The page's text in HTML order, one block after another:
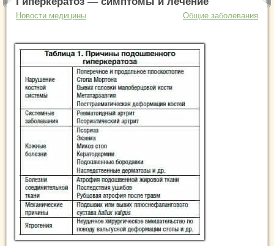
Новости медицины Общие заболевания